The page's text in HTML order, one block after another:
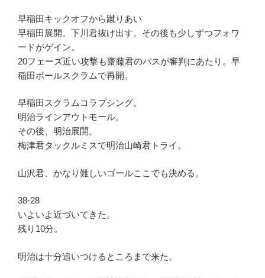
早稲田キックオフから蹴りあい
早稲田展開。下川君抜け出す。その後も少しずつフォワ
ードがゲイン。
20フェーズ近い攻撃も齋藤君のパスが審判にあたり。早
稲田ボールスクラムで再開。
早稲田スクラムコラプシング。
明治ラインアウトモール。
その後、明治展開。
梅津君タックルミスで明治山崎君トライ。
山沢君、かなり難しいゴールここでも決める。
38-28
いよいよ近づいてきた。
残り10分。
明治は十分追いつけるところまで来た。